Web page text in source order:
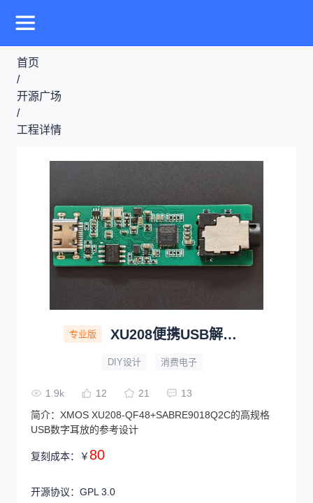
首页
/
开源广场
/
工程详情
专业版 XU208便携USB解码耳放
DIY设计 消费电子
1.9k 12 21
13
简介： XMOS XU208-QF48+SABRE9018Q2C的高规格
USB数字耳放的参考设计
复刻成本： ￥ 80
开源协议： GPL 3.0